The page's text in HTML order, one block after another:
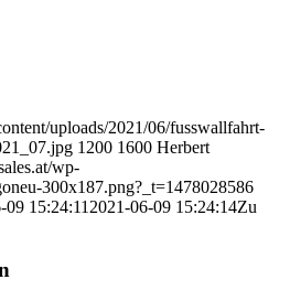
uploads/2021/06/fusswallfahrt-
1200 1600 Herbert
wp-
300x187.png?_t=1478028586
09 15:24:11 2021-06-09 15:24:14Zu